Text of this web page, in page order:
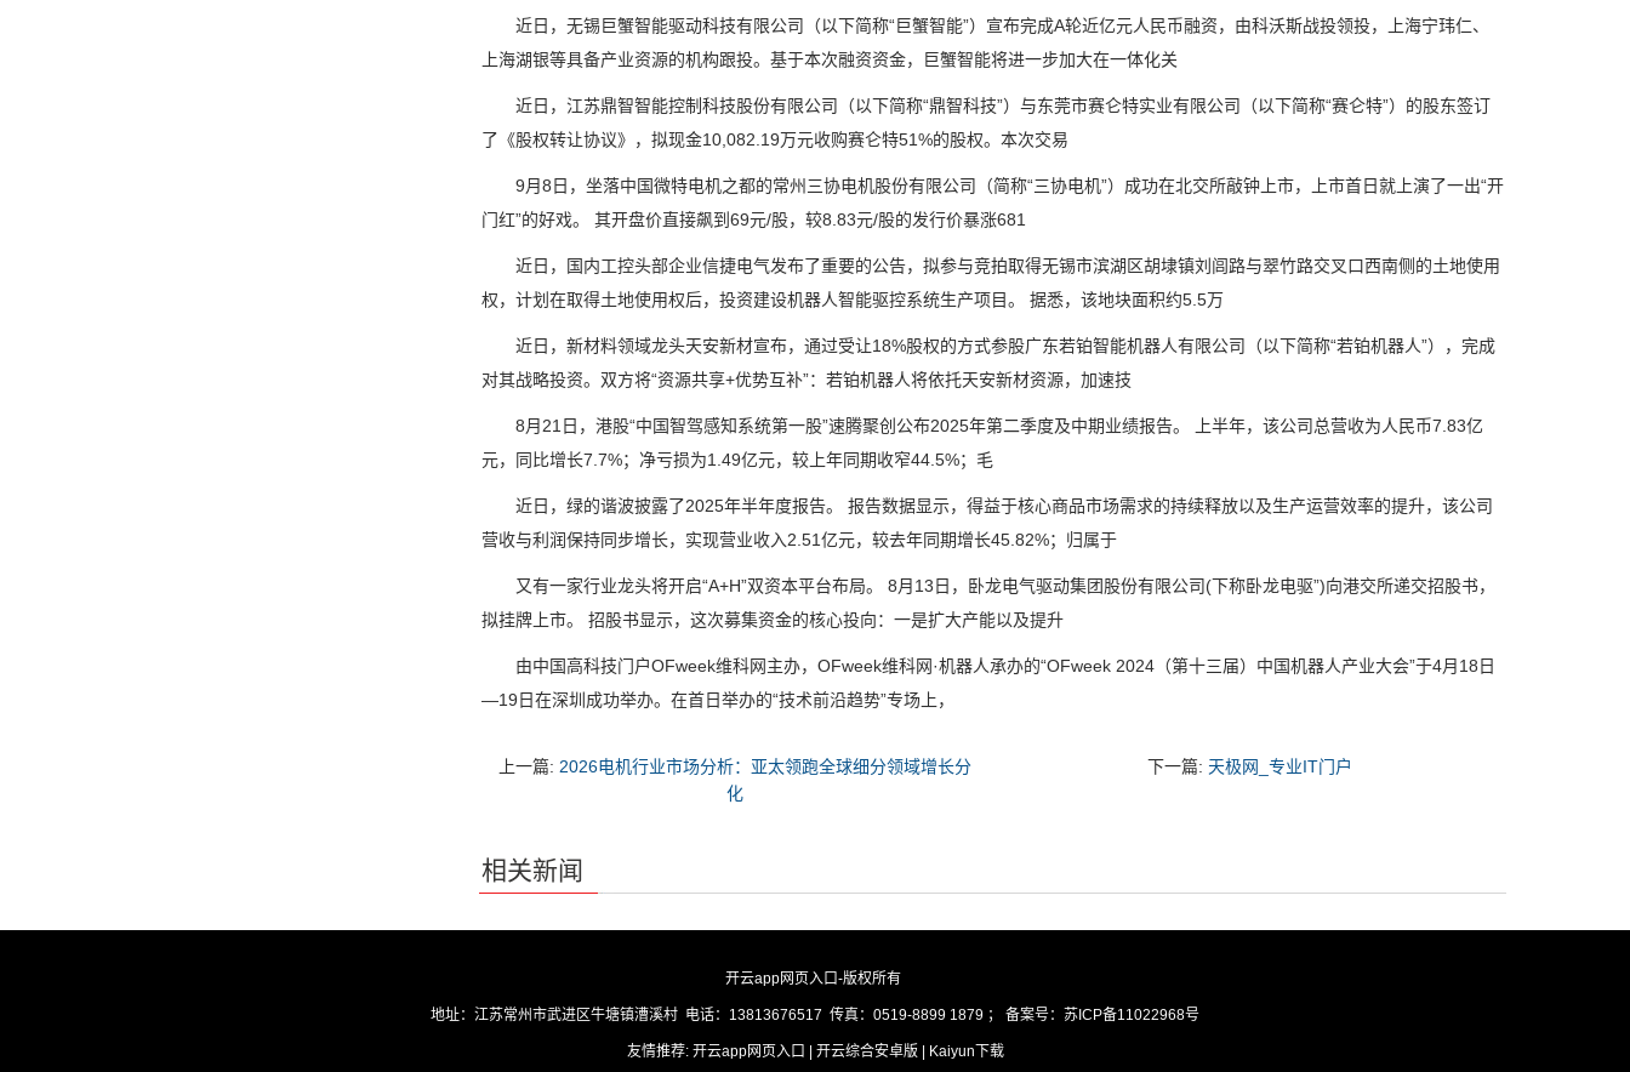
近日，无锡巨蟹智能驱动科技有限公司（以下简称“巨蟹智能”）宣布完成A轮近亿元人民币融资，由科沃斯战投领投，上海宁玮仁、
上海湖银等具备产业资源的机构跟投。基于本次融资资金，巨蟹智能将进一步加大在一体化关
近日，江苏鼎智智能控制科技股份有限公司（以下简称“鼎智科技”）与东莞市赛仑特实业有限公司（以下简称“赛仑特”）的股东签订
了《股权转让协议》，拟现金10,082.19万元收购赛仑特51%的股权。本次交易
9月8日，坐落中国微特电机之都的常州三协电机股份有限公司（简称“三协电机”）成功在北交所敲钟上市，上市首日就上演了一出“开
门红”的好戏。 其开盘价直接飙到69元/股，较8.83元/股的发行价暴涨681
近日，国内工控头部企业信捷电气发布了重要的公告，拟参与竞拍取得无锡市滨湖区胡埭镇刘闾路与翠竹路交叉口西南侧的土地使用
权，计划在取得土地使用权后，投资建设机器人智能驱控系统生产项目。 据悉，该地块面积约5.5万
近日，新材料领域龙头天安新材宣布，通过受让18%股权的方式参股广东若铂智能机器人有限公司（以下简称“若铂机器人”），完成
对其战略投资。双方将“资源共享+优势互补”：若铂机器人将依托天安新材资源，加速技
8月21日，港股“中国智驾感知系统第一股”速腾聚创公布2025年第二季度及中期业绩报告。 上半年，该公司总营收为人民币7.83亿
元，同比增长7.7%；净亏损为1.49亿元，较上年同期收窄44.5%；毛
近日，绿的谐波披露了2025年半年度报告。 报告数据显示，得益于核心商品市场需求的持续释放以及生产运营效率的提升，该公司
营收与利润保持同步增长，实现营业收入2.51亿元，较去年同期增长45.82%；归属于
又有一家行业龙头将开启“A+H”双资本平台布局。 8月13日，卧龙电气驱动集团股份有限公司(下称卧龙电驱”)向港交所递交招股书，
拟挂牌上市。 招股书显示，这次募集资金的核心投向：一是扩大产能以及提升
由中国高科技门户OFweek维科网主办，OFweek维科网·机器人承办的“OFweek 2024（第十三届）中国机器人产业大会”于4月18日
—19日在深圳成功举办。在首日举办的“技术前沿趋势”专场上，
上一篇: 2026电机行业市场分析：亚太领跑全球细分领域增长分
化
下一篇: 天极网_专业IT门户
相关新闻
开云app网页入口-版权所有
地址： 江苏常州市武进区牛塘镇漕溪村 电话： 13813676517 传真： 0519-8899 1879 ； 备案号： 苏ICP备11022968号
友情推荐: 开云app网页入口 开云综合安卓版 Kaiyun下载